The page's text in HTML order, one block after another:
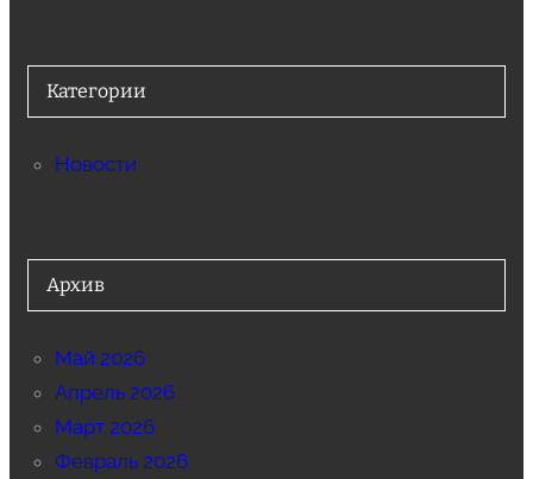
Категории
Новости
Архив
Май 2026
Апрель 2026
Март 2026
Февраль 2026